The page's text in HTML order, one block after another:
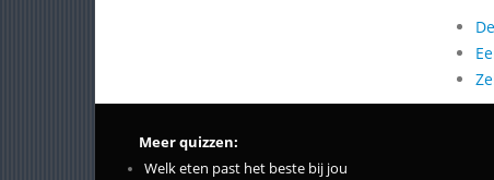
Meer quizzen:
Welk eten past het beste bij jou